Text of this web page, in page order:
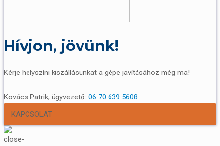
Hívjon, jövünk!
Kérje helyszíni kiszállásunkat a gépe javításához még ma!
Kovács Patrik, ügyvezető: 06 70 639 5608
KAPCSOLAT